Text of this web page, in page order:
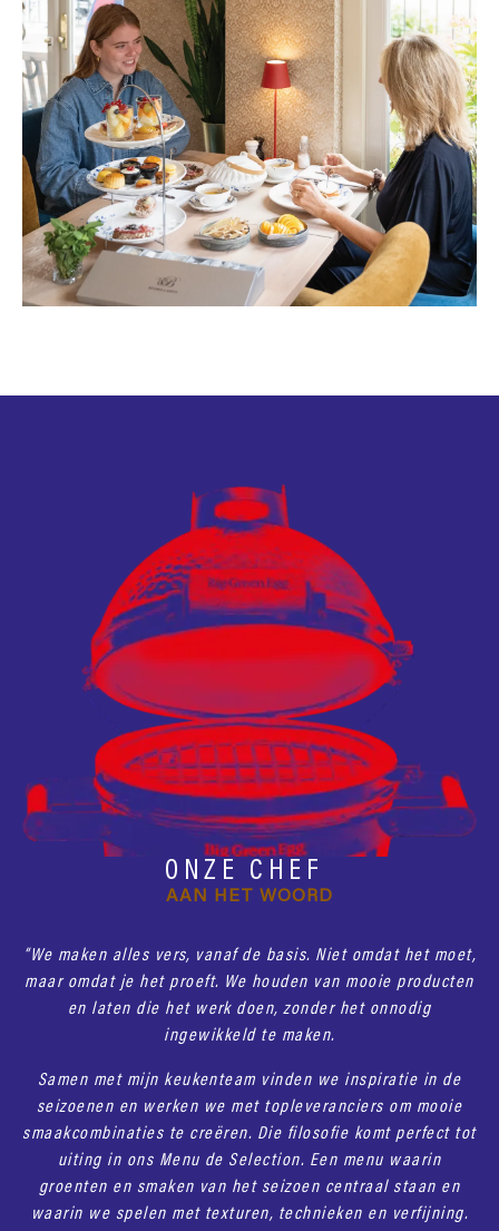
ONZE CHEF
AAN HET WOORD
“We maken alles vers, vanaf de basis. Niet omdat het moet,
maar omdat je het proeft. We houden van mooie producten
en laten die het werk doen, zonder het onnodig
ingewikkeld te maken.
Samen met mijn keukenteam vinden we inspiratie in de
seizoenen en werken we met topleveranciers om mooie
smaakcombinaties te creëren. Die filosofie komt perfect tot
uiting in ons Menu de Selection. Een menu waarin
groenten en smaken van het seizoen centraal staan en
waarin we spelen met texturen, technieken en verfijning.